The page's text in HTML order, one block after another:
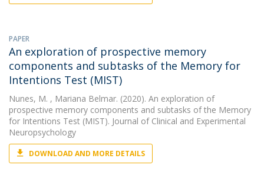
PAPER
An exploration of prospective memory
components and subtasks of the Memory for
Intentions Test (MIST)
Nunes, M. , Mariana Belmar. (2020). An exploration of
prospective memory components and subtasks of the Memory
for Intentions Test (MIST). Journal of Clinical and Experimental
Neuropsychology
DOWNLOAD AND MORE DETAILS